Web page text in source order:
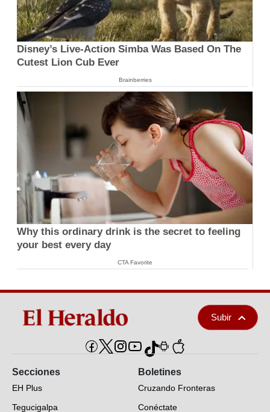
Disney’s Live-Action Simba Was Based On The
Cutest Lion Cub Ever
Brainberries
Why this ordinary drink is the secret to feeling
your best every day
CTA Favorite
Subir
Secciones
EH Plus
Tegucigalpa
Boletines
Cruzando Fronteras
Conéctate